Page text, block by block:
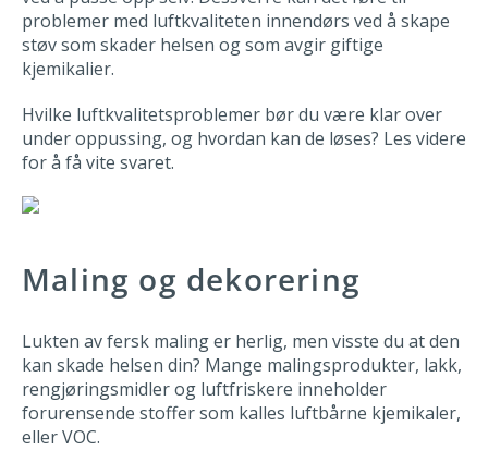
problemer med luftkvaliteten innendørs ved å skape
støv som skader helsen og som avgir giftige
kjemikalier.
Hvilke luftkvalitetsproblemer bør du være klar over
under oppussing, og hvordan kan de løses? Les videre
for å få vite svaret.
Maling og dekorering
Lukten av fersk maling er herlig, men visste du at den
kan skade helsen din? Mange malingsprodukter, lakk,
rengjøringsmidler og luftfriskere inneholder
forurensende stoffer som kalles luftbårne kjemikaler,
eller VOC.